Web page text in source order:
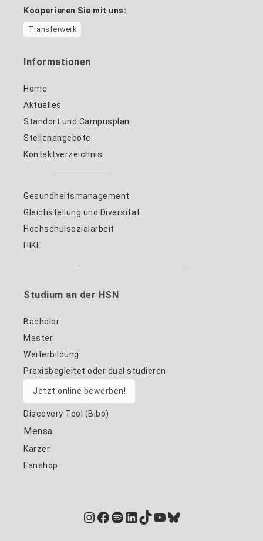
Kooperieren Sie mit uns:
Transferwerk
Informationen
Home
Aktuelles
Standort und Campusplan
Stellenangebote
Kontaktverzeichnis
Gesundheitsmanagement
Gleichstellung und Diversität
Hochschulsozialarbeit
HIKE
Studium an der HSN
Bachelor
Master
Weiterbildung
Praxisbegleitet oder dual studieren
Jetzt online bewerben!
Discovery Tool (Bibo)
Mensa
Karzer
Fanshop
Instagram
Facebook
Spotify
LinkedIn
TikTok
YouTube
Bluesky